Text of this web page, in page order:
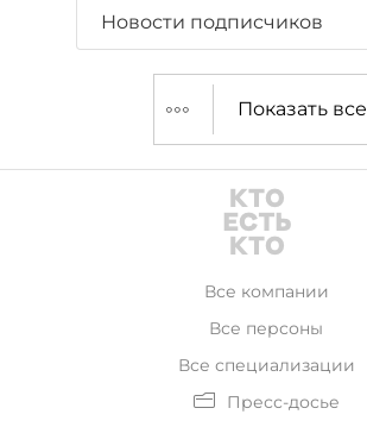
Новости подписчиков
Показать все
Все компании
Все персоны
Все специализации
Пресс-досье